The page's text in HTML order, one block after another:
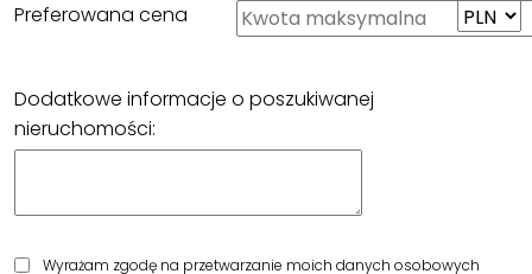
Preferowana cena
Dodatkowe informacje o poszukiwanej
nieruchomości:
Wyrażam zgodę na przetwarzanie moich danych osobowych